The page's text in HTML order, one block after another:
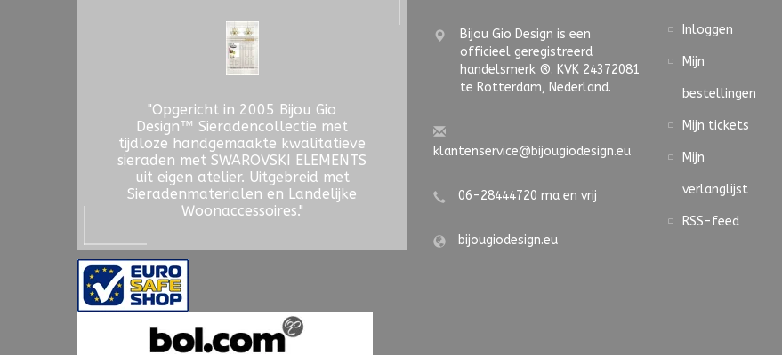
"Opgericht in 2005 Bijou Gio
Design™ Sieradencollectie met
tijdloze handgemaakte kwalitatieve
sieraden met SWAROVSKI ELEMENTS
uit eigen atelier. Uitgebreid met
Sieradenmaterialen en Landelijke
Woonaccessoires."
Bijou Gio Design is een
officieel geregistreerd
handelsmerk ®. KVK 24372081
te Rotterdam, Nederland.
klantenservice@bijougiodesign.eu
06-28444720 ma en vrij
bijougiodesign.eu
Inloggen
Mijn
bestellingen
Mijn tickets
Mijn
verlanglijst
RSS-feed